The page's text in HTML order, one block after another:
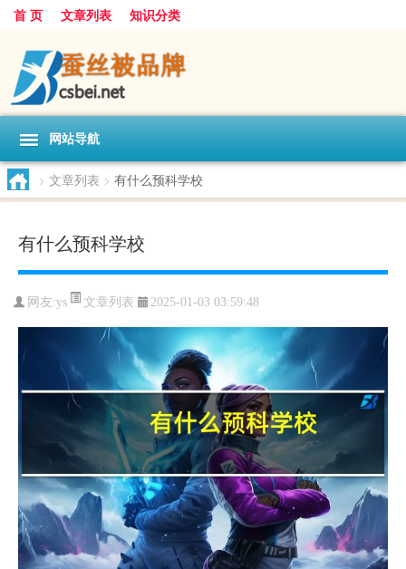
首 页 文章列表 知识分类
网站导航
> 文章列表 > 有什么预科学校
有什么预科学校
网友:ys 文章列表 2025-01-03 03:59:48